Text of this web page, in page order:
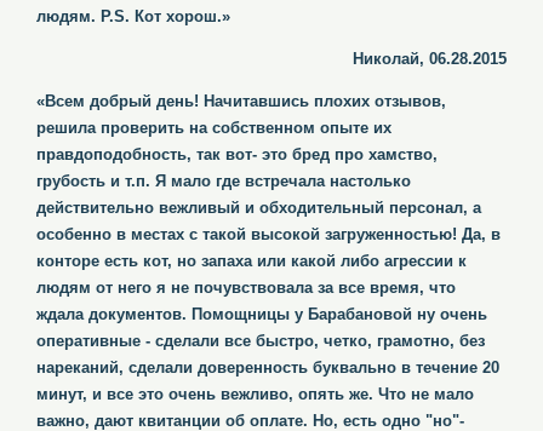
людям. P.S. Кот хорош.»
Николай, 06.28.2015
«Всем добрый день! Начитавшись плохих отзывов,
решила проверить на собственном опыте их
правдоподобность, так вот- это бред про хамство,
грубость и т.п. Я мало где встречала настолько
действительно вежливый и обходительный персонал, а
особенно в местах с такой высокой загруженностью! Да, в
конторе есть кот, но запаха или какой либо агрессии к
людям от него я не почувствовала за все время, что
ждала документов. Помощницы у Барабановой ну очень
оперативные - сделали все быстро, четко, грамотно, без
нареканий, сделали доверенность буквально в течение 20
минут, и все это очень вежливо, опять же. Что не мало
важно, дают квитанции об оплате. Но, есть одно "но"-